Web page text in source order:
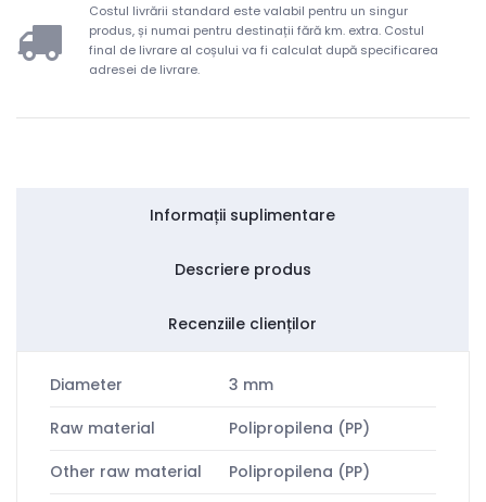
Costul livrării standard este valabil pentru un singur
produs, și numai pentru destinații fără km. extra. Costul
final de livrare al coșului va fi calculat după specificarea
adresei de livrare.
Informații suplimentare
Descriere produs
Recenziile clienților
Diameter
3 mm
Raw material
Polipropilena (PP)
Other raw material
Polipropilena (PP)